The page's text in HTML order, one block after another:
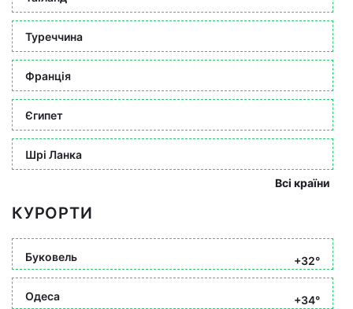
Туреччина
Франція
Єгипет
Шрі Ланка
Всі країни
КУРОРТИ
Буковель +32°
Одеса +34°